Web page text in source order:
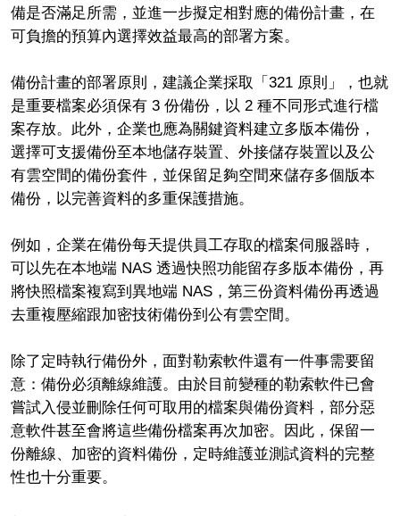
備是否滿足所需，並進一步擬定相對應的備份計畫，在
可負擔的預算內選擇效益最高的部署方案。
備份計畫的部署原則，建議企業採取「321 原則」，也就
是重要檔案必須保有 3 份備份，以 2 種不同形式進行檔
案存放。此外，企業也應為關鍵資料建立多版本備份，
選擇可支援備份至本地儲存裝置、外接儲存裝置以及公
有雲空間的備份套件，並保留足夠空間來儲存多個版本
備份，以完善資料的多重保護措施。
例如，企業在備份每天提供員工存取的檔案伺服器時，
可以先在本地端 NAS 透過快照功能留存多版本備份，再
將快照檔案複寫到異地端 NAS，第三份資料備份再透過
去重複壓縮跟加密技術備份到公有雲空間。
除了定時執行備份外，面對勒索軟件還有一件事需要留
意：備份必須離線維護。由於目前變種的勒索軟件已會
嘗試入侵並刪除任何可取用的檔案與備份資料，部分惡
意軟件甚至會將這些備份檔案再次加密。因此，保留一
份離線、加密的資料備份，定時維護並測試資料的完整
性也十分重要。